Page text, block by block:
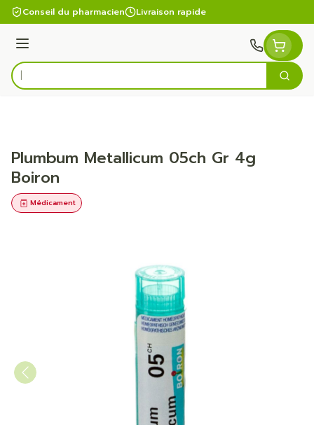
Aller au contenu
Conseil du pharmacien Livraison rapide
Menu
Rechercher
Plumbum Metallicum 05ch Gr 4g
Boiron
Médicament